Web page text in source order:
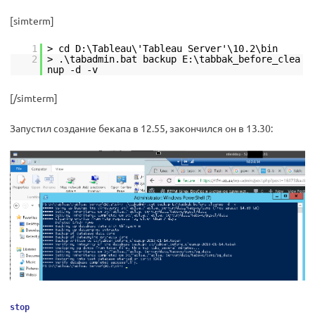
[simterm]
1
> cd D:\Tableau\'Tableau Server'\10.2\bin
2
> .\tabadmin.bat backup E:\tabbak_before_clea
nup -d -v
[/simterm]
Запустил создание бекапа в 12.55, закончился он в 13.30:
stop